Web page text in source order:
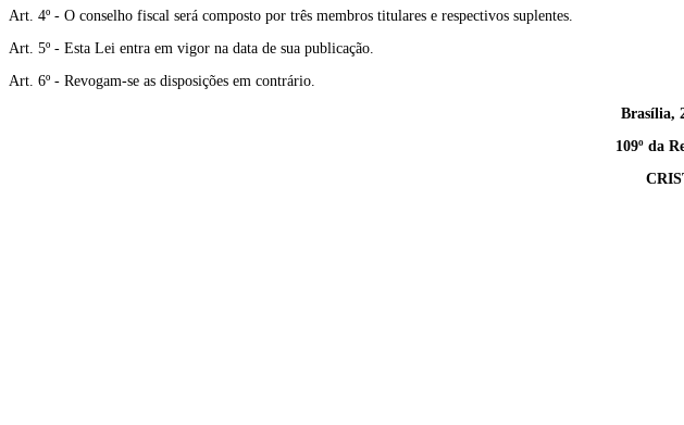
Art. 4º - O conselho fiscal será composto por três membros titulares e respectivos suplentes.
Art. 5º - Esta Lei entra em vigor na data de sua publicação.
Art. 6º - Revogam-se as disposições em contrário.
Brasília,
109º da